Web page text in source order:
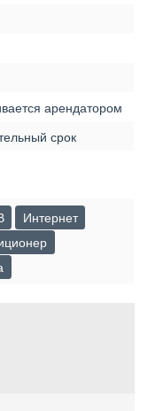
арендатором
срок
Интернет